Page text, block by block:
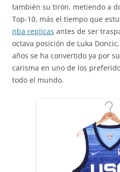
también su tirón, metiendo a
Top-10, más el tiempo que
nba replicas antes de ser
octava posición de Luka
años se ha convertido ya por
carisma en uno de los
todo el mundo.